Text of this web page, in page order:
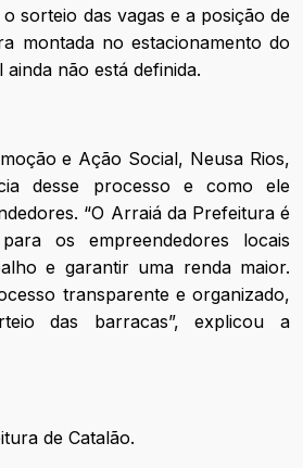
sorteio das vagas e a posição de
montada no estacionamento do
não está definida.
e Ação Social, Neusa Rios,
desse processo e como ele
“O Arraiá da Prefeitura é
os empreendedores locais
e garantir uma renda maior.
transparente e organizado,
das barracas”, explicou a
de Catalão.